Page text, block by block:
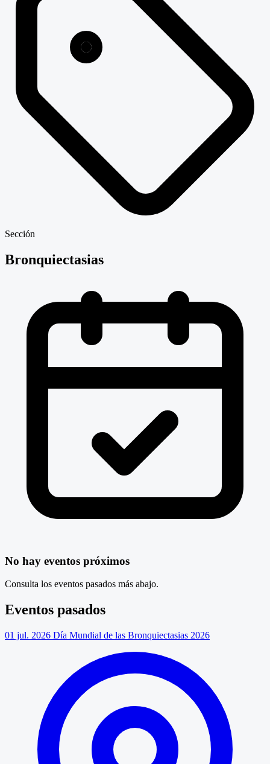
Sección
Bronquiectasias
No hay eventos próximos
Consulta los eventos pasados más abajo.
Eventos pasados
01 jul. 2026 Día Mundial de las Bronquiectasias 2026